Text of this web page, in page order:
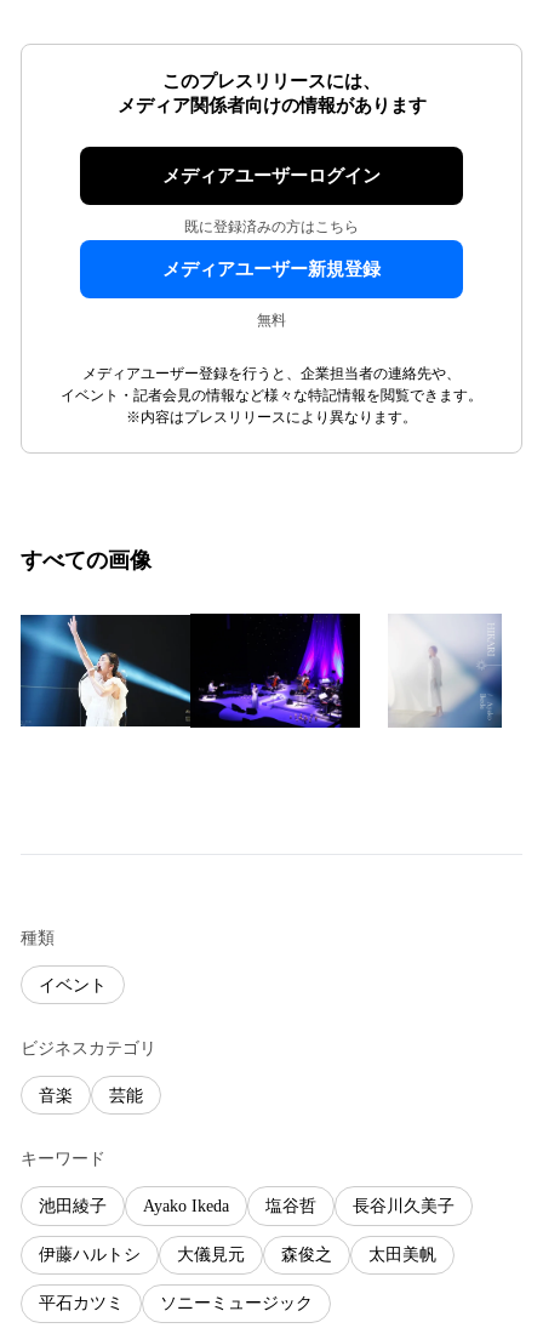
このプレスリリースには、
メディア関係者向けの情報があります
メディアユーザーログイン
既に登録済みの方はこちら
メディアユーザー新規登録
無料
メディアユーザー登録を行うと、企業担当者の連絡先や、
イベント・記者会見の情報など様々な特記情報を閲覧できます。
※内容はプレスリリースにより異なります。
すべての画像
種類
イベント
ビジネスカテゴリ
音楽 芸能
キーワード
池田綾子 Ayako Ikeda 塩谷哲 長谷川久美子
伊藤ハルトシ 大儀見元 森俊之 太田美帆
平石カツミ ソニーミュージック